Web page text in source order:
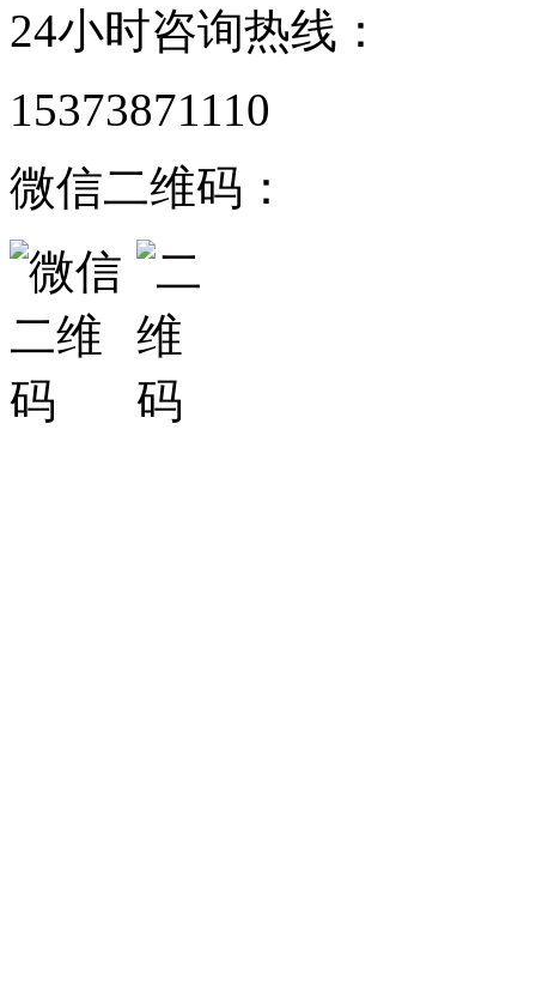
24小时咨询热线：
15373871110
微信二维码：